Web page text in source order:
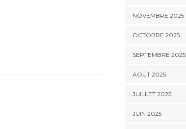
NOVEMBRE 2025
OCTOBRE 2025
SEPTEMBRE 2025
AOÛT 2025
JUILLET 2025
JUIN 2025